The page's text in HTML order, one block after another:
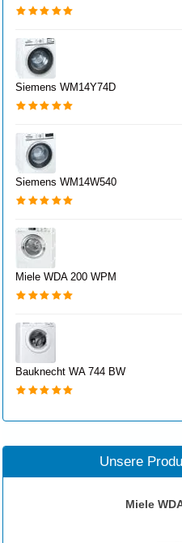
Siemens WM14Y74D
Siemens WM14W540
Miele WDA 200 WPM
Bauknecht WA 744 BW
Unsere
Miele